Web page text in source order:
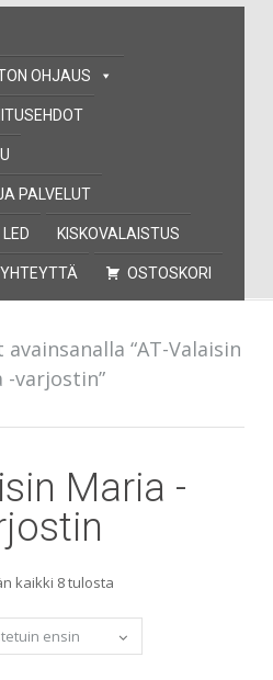
OHJAUS
PALVELUT
KISKOVALAISTUS
OSTOSKORI
“AT-Valaisin
-varjostin”
Maria -
kaikki 8 tulostaSorted
by
popularity